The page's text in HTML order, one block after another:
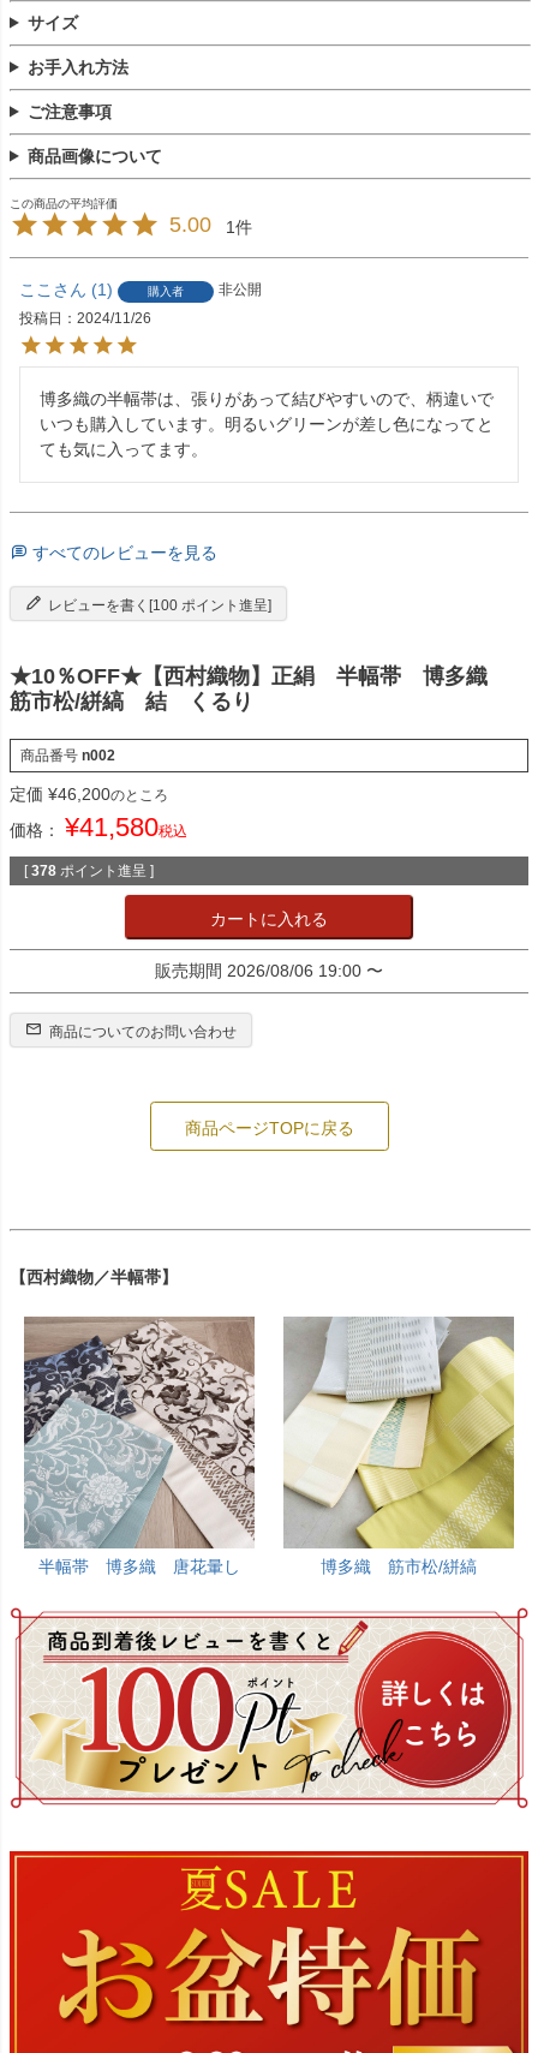
サイズ
お手入れ方法
ご注意事項
商品画像について
5.00 1
ここ 1 購入者
非公開
投稿日
2024/11/26
博多織の半幅帯は、張りがあって結びやすいので、柄違いで
いつも購入しています。明るいグリーンが差し色になってと
ても気に入ってます。
すべてのレビューを見る
レビューを書く[100 ポイント進呈]
★10％OFF★【西村織物】正絹 半幅帯 博多織
筋市松/絣縞 結 くるり
商品番号 n002
定価 ¥46,200のところ
価格： ¥41,580税込
[ 378 ポイント進呈 ]
カートに入れる
販売期間 2026/08/06 19:00 〜
商品についてのお問い合わせ
商品ページTOPに戻る
【西村織物／半幅帯】
半幅帯 博多織 唐花暈し 博多織 筋市松/絣縞